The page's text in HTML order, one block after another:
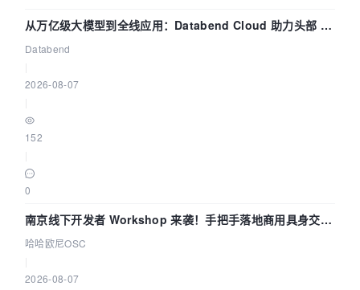
从万亿级大模型到全线应用：Databend Cloud 助力头部 AI
企业构建全链路 Trace 数据管道
Databend
2026-08-07
152
0
南京线下开发者 Workshop 来袭！手把手落地商用具身交互
智能 Agent 应用
哈哈欧尼OSC
2026-08-07